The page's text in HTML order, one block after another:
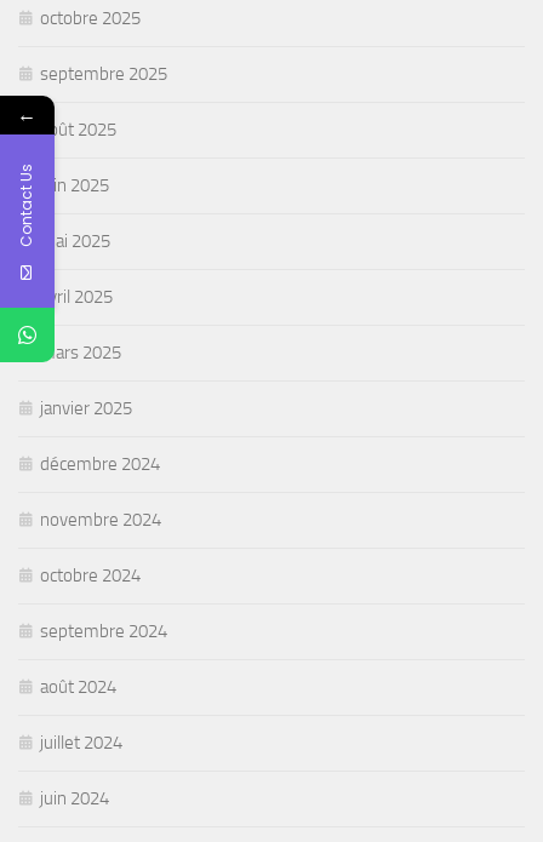
octobre 2025
septembre 2025
août 2025
juin 2025
mai 2025
avril 2025
mars 2025
janvier 2025
décembre 2024
novembre 2024
octobre 2024
septembre 2024
août 2024
juillet 2024
juin 2024
←
Contact Us